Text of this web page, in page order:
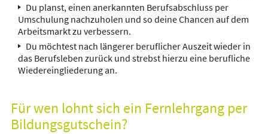
Du planst, einen anerkannten Berufsabschluss per
Umschulung nachzuholen und so deine Chancen auf dem
Arbeitsmarkt zu verbessern.
Du möchtest nach längerer beruflicher Auszeit wieder in
das Berufsleben zurück und strebst hierzu eine berufliche
Wiedereingliederung an.
Für wen lohnt sich ein Fernlehrgang per
Bildungsgutschein?